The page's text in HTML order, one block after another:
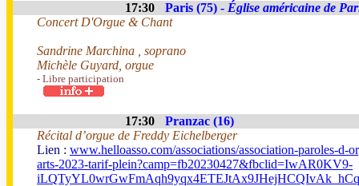
17:30 Paris (75) - Église américaine de
Concert D'Orgue & Chant
Sandrine Marchina , soprano
Michèle Guyard, orgue
- Libre participation
17:30
Pranzac (16)
Récital d’orgue de Freddy Eichelberger
Lien : www.helloasso.com/associations/association-paroles-d-
arts-2023-tarif-plein?camp=fb20230427&fbclid=IwAR0KV9-